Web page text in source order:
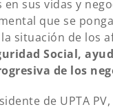
sus vidas y
que se
situación de los
Social,
de los
de UPTA